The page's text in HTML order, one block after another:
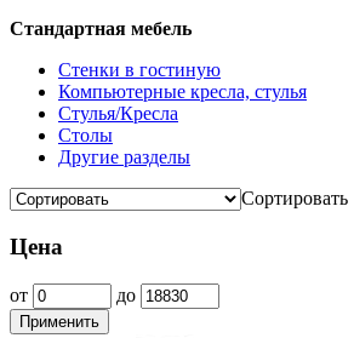
Стандартная мебель
Стенки в гостиную
Компьютерные кресла, стулья
Стулья/Кресла
Столы
Другие разделы
Сортировать
Цена
от до
Применить